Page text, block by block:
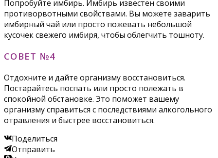
Попробуйте имбирь. Имбирь известен своими
противорвотными свойствами. Вы можете заварить
имбирный чай или просто пожевать небольшой
кусочек свежего имбиря, чтобы облегчить тошноту.
СОВЕТ №4
Отдохните и дайте организму восстановиться.
Постарайтесь поспать или просто полежать в
спокойной обстановке. Это поможет вашему
организму справиться с последствиями алкогольного
отравления и быстрее восстановиться.
Поделиться
Отправить